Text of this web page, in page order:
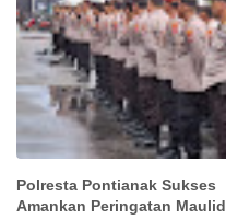
Polresta Pontianak Sukses
Amankan Peringatan Maulid